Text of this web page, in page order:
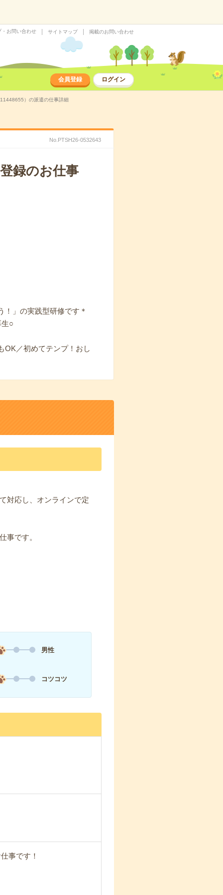
・お問い合わせ サイトマップ 掲載のお問い合わせ
会員登録 ログイン
）の派遣の仕事詳細
No.PTSH26-0532643
録のお仕事
！」の実践型研修です＊
○
OK／初めてテンプ！おし
対応し、オンラインで定
事です。
男性
コツコツ
事です！